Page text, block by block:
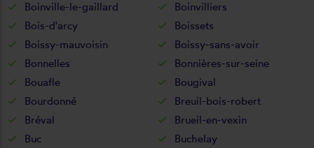
Boinville-le-gaillard
Boinvilliers
Bois-d'arcy
Boissets
Boissy-mauvoisin
Boissy-sans-avoir
Bonnelles
Bonnières-sur-seine
Bouafle
Bougival
Bourdonné
Breuil-bois-robert
Bréval
Brueil-en-vexin
Buc
Buchelay